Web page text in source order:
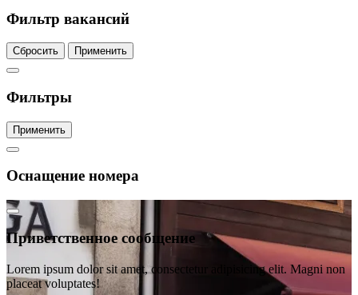
Фильтр вакансий
Сбросить Применить
Фильтры
Применить
Оснащение номера
Приветственное сообщение
Lorem ipsum dolor sit amet, consectetur adipisicing elit. Magni non
placeat voluptates!